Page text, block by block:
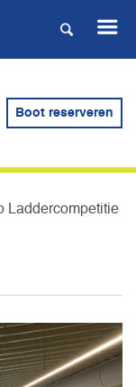
Boot reserveren
Laddercompetitie